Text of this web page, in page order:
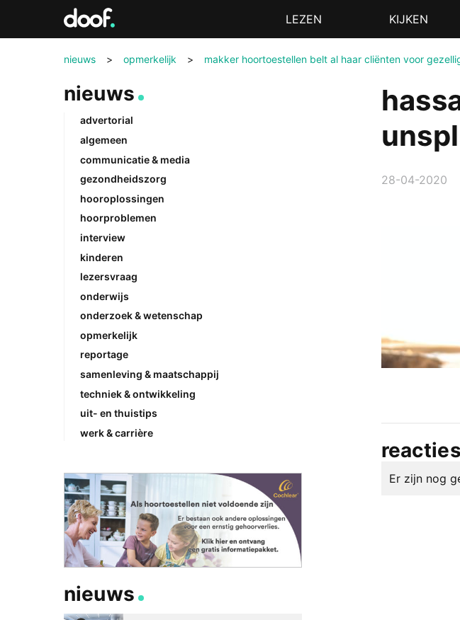
MenuLEZEN KIJKEN
nieuws > opmerkelijk > makker hoortoestellen belt al haar cliënten voor
28-04-2020
reacties
Er zijn nog
nieuws
advertorial
algemeen
communicatie & media
gezondheidszorg
hooroplossingen
hoorproblemen
interview
kinderen
lezersvraag
onderwijs
onderzoek & wetenschap
opmerkelijk
reportage
samenleving & maatschappij
techniek & ontwikkeling
uit- en thuistips
werk & carrière
nieuws
Doof.nl